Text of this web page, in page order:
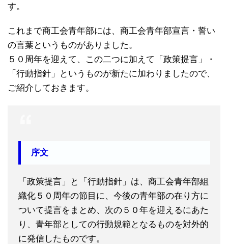
す。
これまで商工会青年部には、商工会青年部宣言・誓い
の言葉というものがありました。
５０周年を迎えて、この二つに加えて「政策提言」・
「行動指針」というものが新たに加わりましたので、
ご紹介しておきます。
序文
「政策提言」と「行動指針」は、商工会青年部組
織化５０周年の節目に、今後の青年部の在り方に
ついて提言をまとめ、次の５０年を迎えるにあた
り、青年部としての行動規範となるものを対外的
に発信したものです。